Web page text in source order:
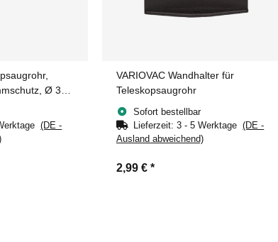
Ø 32
(DE -
VARIOVAC Wandhalter für
Teleskopsaugrohr
Sofort bestellbar
Lieferzeit:3 - 5 Werktage(DE -
Ausland abweichend)
2,99 € *